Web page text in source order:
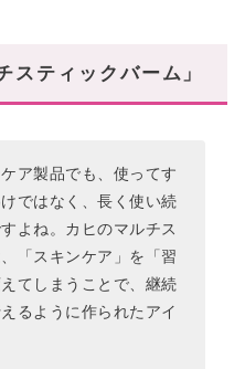
スティックバーム」
ア製品でも、使ってす
ではなく、長く使い続
よね。カヒのマルチス
「スキンケア」を「習
てしまうことで、継続
るように作られたアイ